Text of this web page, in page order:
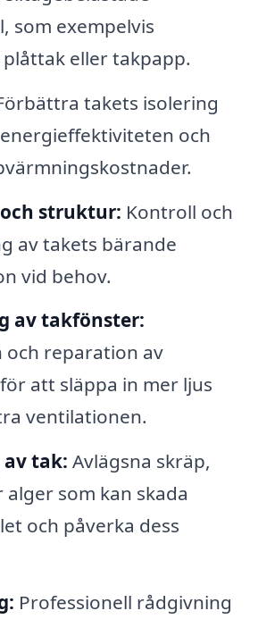
som exempelvis
eller takpapp.
takets isolering
och
struktur: Kontroll och
av takets bärande
vid behov.
av takfönster:
reparation av
att släppa in mer ljus
ventilationen.
av tak: Avlägsna skräp,
alger som kan skada
och påverka dess
Professionell rådgivning